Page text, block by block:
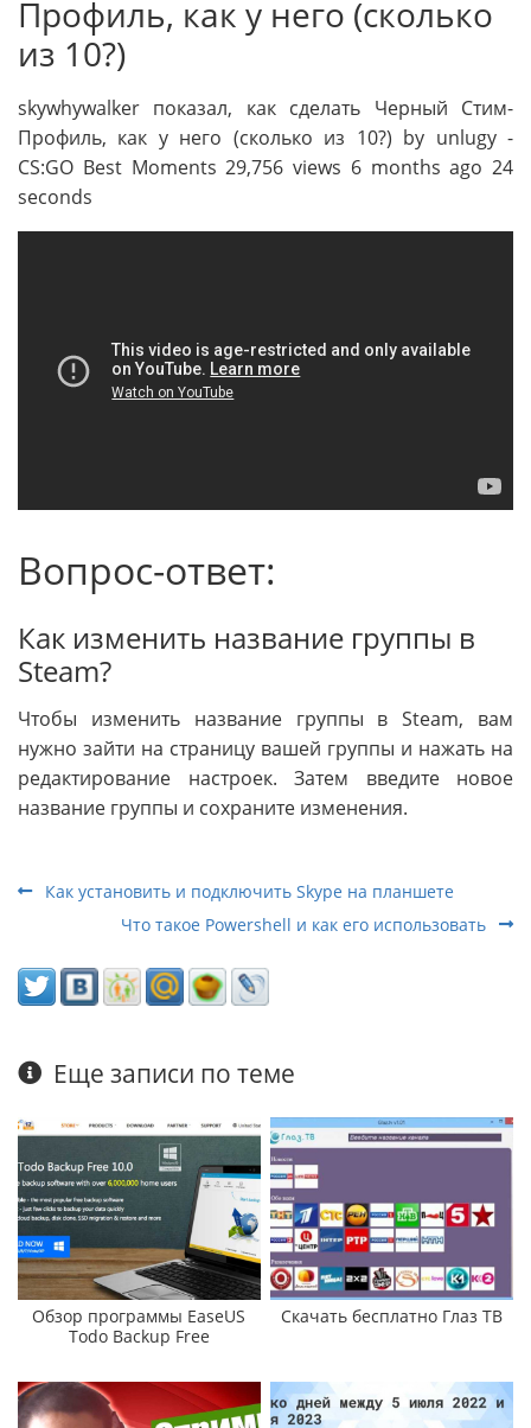
Профиль, как у него (сколько
из 10?)
skywhywalker показал, как сделать Черный Стим-
Профиль, как у него (сколько из 10?) by unlugy -
CS:GO Best Moments 29,756 views 6 months ago 24
seconds
Вопрос-ответ:
Как изменить название группы в
Steam?
Чтобы изменить название группы в Steam, вам
нужно зайти на страницу вашей группы и нажать на
редактирование настроек. Затем введите новое
название группы и сохраните изменения.
Как установить и подключить Skype на планшете
Что такое Powershell и как его использовать
Еще записи по теме
Обзор программы EaseUS
Todo Backup Free
Скачать бесплатно Глаз ТВ